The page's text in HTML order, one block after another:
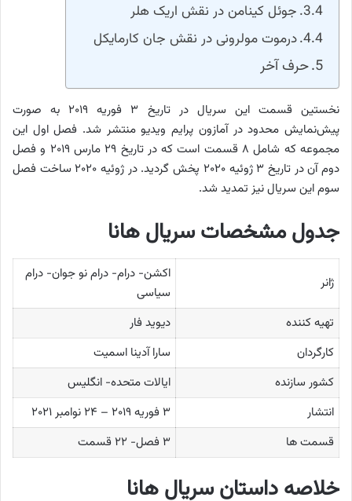
جوئل کینامن در نقش اریک هلر
درموت مولرونی در نقش جان کارمایکل
حرف آخر
نخستین قسمت این سریال در تاریخ ۳ فوریه ۲۰۱۹ به صورت
پیش‌نمایش محدود در آمازون پرایم ویدیو منتشر شد. فصل اول این
مجموعه که شامل ۸ قسمت است که در تاریخ ۲۹ مارس ۲۰۱۹ و فصل
دوم آن در تاریخ ۳ ژوئیه ۲۰۲۰ پخش گردید. در ژوئیه ۲۰۲۰ ساخت فصل
سوم این سریال نیز تمدید شد.
جدول مشخصات سریال هانا
ژانر
اکشن- درام- درام نو جوان- درام
سیاسی
تهیه کننده
دیوید فار
کارگردان
سارا آدینا اسمیت
کشور سازنده
ایالات متحده- انگلیس
انتشار
۳ فوریه ۲۰۱۹ – ۲۴ نوامبر ۲۰۲۱
قسمت ها
۳ فصل- ۲۲ قسمت
خلاصه داستان سریال هانا